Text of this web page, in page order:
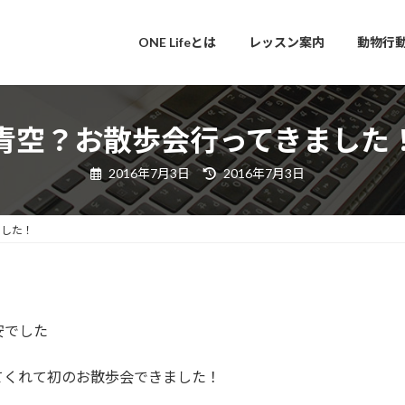
ONE Lifeとは レッスン案内 動物行
空？お散歩会行ってきました
2016年7月3日
最
終
更
新
2016年7月3日
た！
でした
れて初のお散歩会できました！